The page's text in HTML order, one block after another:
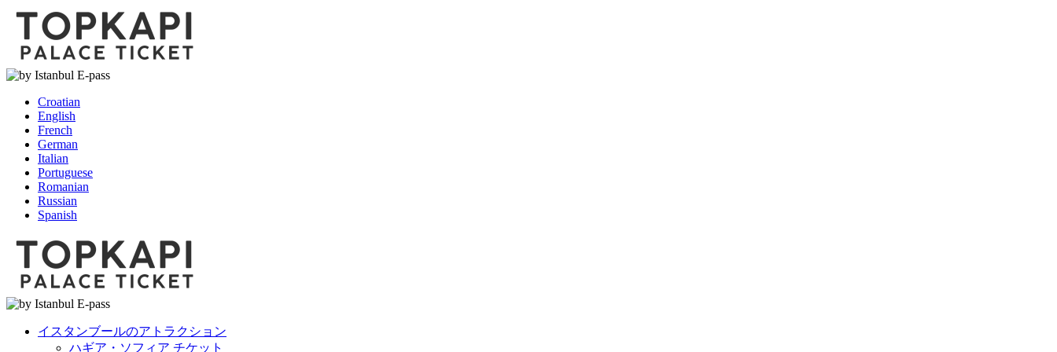
Croatian
English
French
German
Italian
Portuguese
Romanian
Russian
Spanish
イスタンブールのアトラクション
ハギア・ソフィア チケット